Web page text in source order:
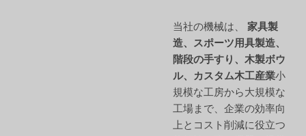
当社の機械は、 家具製
造、スポーツ用具製造、
階段の手すり、木製ボウ
ル、カスタム木工産業小
規模な工房から大規模な
工場まで、企業の効率向
上とコスト削減に役立つ